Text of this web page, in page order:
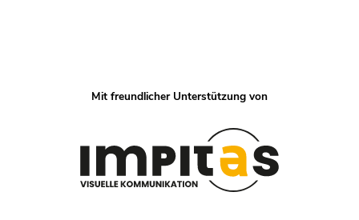
Mit freundlicher Unterstützung von